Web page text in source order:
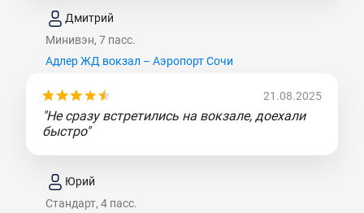
Дмитрий
Минивэн, 7 пасс.
Адлер ЖД вокзал – Аэропорт Сочи
21.08.2025
"Не сразу встретились на вокзале, доехали
быстро"
Юрий
Стандарт, 4 пасс.